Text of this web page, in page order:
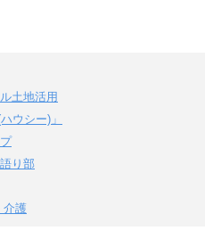
土地活用
ウシー)」
り部
介護